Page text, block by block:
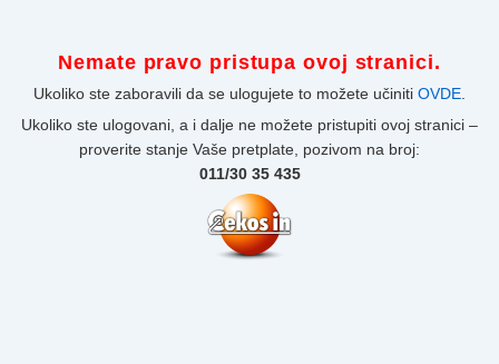
Nemate pravo pristupa ovoj stranici.
Ukoliko ste zaboravili da se ulogujete to možete učiniti OVDE
Ukoliko ste ulogovani, a i dalje ne možete pristupiti ovoj stranici –
proverite stanje Vaše pretplate, pozivom na broj:
011/30 35 435